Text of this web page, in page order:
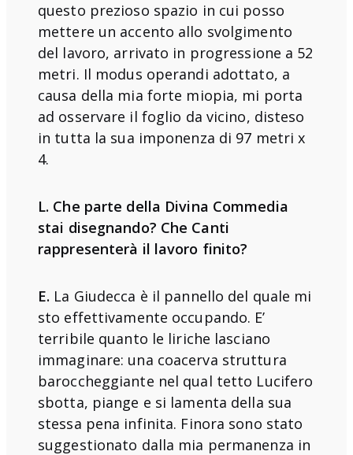
questo prezioso spazio in cui posso
mettere un accento allo svolgimento
del lavoro, arrivato in progressione a 52
metri. Il modus operandi adottato, a
causa della mia forte miopia, mi porta
ad osservare il foglio da vicino, disteso
in tutta la sua imponenza di 97 metri x
4.
L. Che parte della Divina Commedia
stai disegnando? Che Canti
rappresenterà il lavoro finito?
E. La Giudecca è il pannello del quale mi
sto effettivamente occupando. E’
terribile quanto le liriche lasciano
immaginare: una coacerva struttura
baroccheggiante nel qual tetto Lucifero
sbotta, piange e si lamenta della sua
stessa pena infinita. Finora sono stato
suggestionato dalla mia permanenza in